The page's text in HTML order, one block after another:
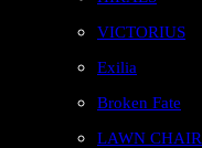
VICTORIUS
Exilia
Broken Fate
LAWN CHAIR